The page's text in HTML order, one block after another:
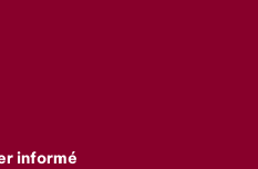
informé